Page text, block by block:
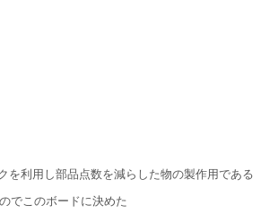
を利用し部品点数を減らした物の製作用である
でこのボードに決めた